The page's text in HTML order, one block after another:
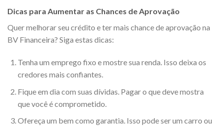
Dicas para Aumentar as Chances de Aprovação
Quer melhorar seu crédito e ter mais chance de aprovação na
BV Financeira? Siga estas dicas:
Tenha um emprego fixo e mostre sua renda. Isso deixa os
credores mais confiantes.
Fique em dia com suas dívidas. Pagar o que deve mostra
que você é comprometido.
Ofereça um bem como garantia. Isso pode ser um carro ou